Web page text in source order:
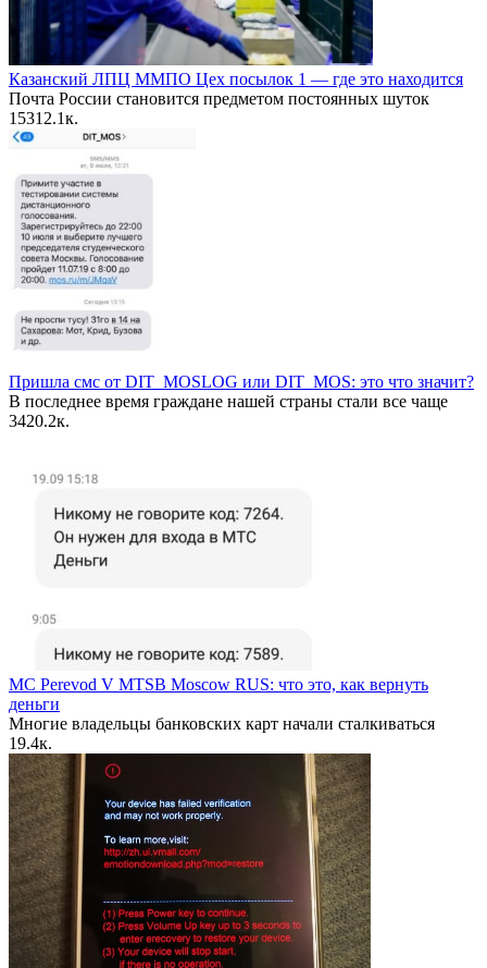
Казанский ЛПЦ ММПО Цех посылок 1 — где это находится
Почта России становится предметом постоянных шуток
15312.1к.
Пришла смс от DIT_MOSLOG или DIT_MOS: это что значит?
В последнее время граждане нашей страны стали все чаще
3420.2к.
MC Perevod V MTSB Moscow RUS: что это, как вернуть
деньги
Многие владельцы банковских карт начали сталкиваться
19.4к.